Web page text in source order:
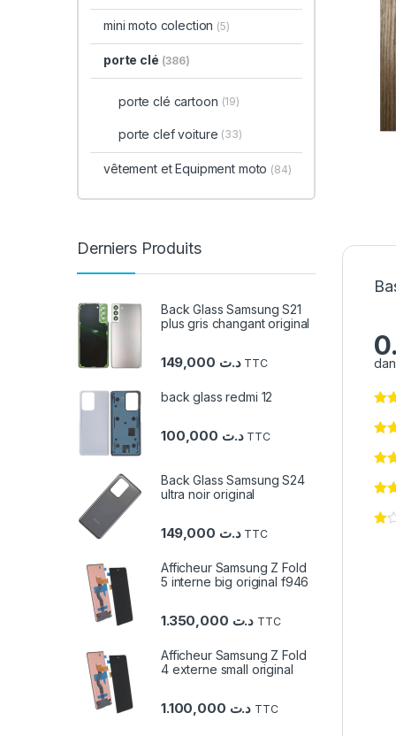
mini moto colection (5)
porte clé (386)
porte clé cartoon (19)
porte clef voiture (33)
vêtement et Equipment moto (84)
Derniers Produits
Back Glass Samsung S21
plus gris changant original
د.ت TTC
back glass redmi 12
د.ت TTC
Back Glass Samsung S24
ultra noir original
د.ت TTC
Afficheur Samsung Z Fold
5 interne big original f946
د.ت TTC
Afficheur Samsung Z Fold
4 externe small original
د.ت TTC